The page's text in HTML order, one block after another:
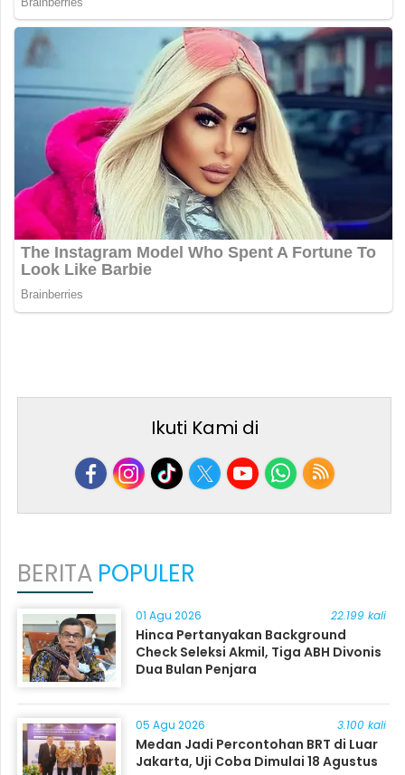
Ikuti Kami di
BERITA POPULER
01 Agu 2026 22.199 kali
Hinca Pertanyakan Background
Check Seleksi Akmil, Tiga ABH Divonis
Dua Bulan Penjara
05 Agu 2026 3.100 kali
Medan Jadi Percontohan BRT di Luar
Jakarta, Uji Coba Dimulai 18 Agustus